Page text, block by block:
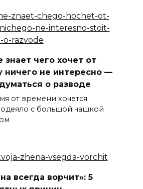
знает чего хочет от
ничего не интересно —
о разводе
от времени хочется
одеяло с большой чашкой
всегда ворчит»: 5